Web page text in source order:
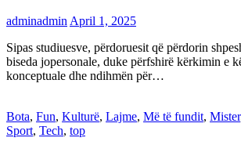
adminadmin April 1, 2025
Sipas studiuesve, përdoruesit që përdorin
biseda jopersonale, duke përfshirë kërkimin e
konceptuale dhe ndihmën për…
Bota, Fun, Kulturë, Lajme, Më të fundit, Mister
Sport, Tech, top